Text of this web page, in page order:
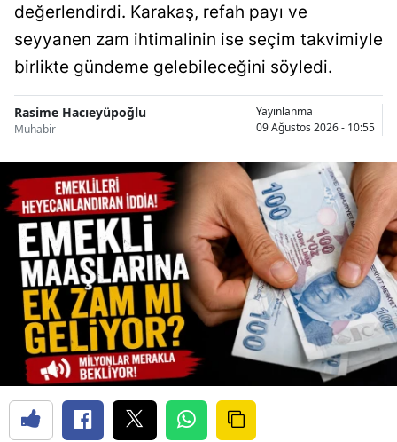
değerlendirdi. Karakaş, refah payı ve
seyyanen zam ihtimalinin ise seçim takvimiyle
birlikte gündeme gelebileceğini söyledi.
Rasime Hacıeyüpoğlu
Muhabir
Yayınlanma
09 Ağustos 2026 - 10:55